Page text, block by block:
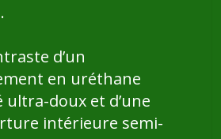
d’un
en uréthane
ultra-doux et d’une
intérieure semi-